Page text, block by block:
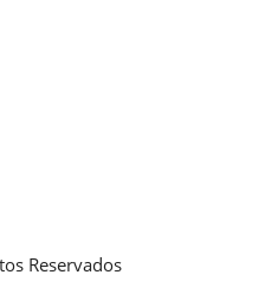
Reservados